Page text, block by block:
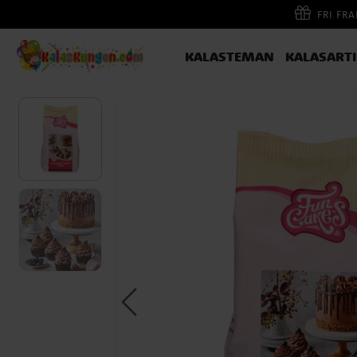
FRI
KALASTEMAN